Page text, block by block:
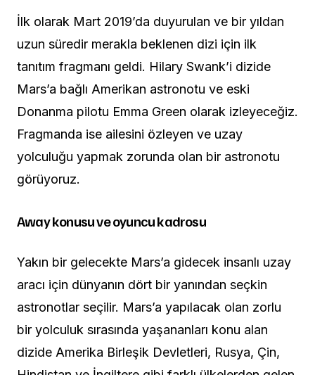
İlk olarak Mart 2019’da duyurulan ve bir yıldan
uzun süredir merakla beklenen dizi için ilk
tanıtım fragmanı geldi. Hilary Swank’i dizide
Mars’a bağlı Amerikan astronotu ve eski
Donanma pilotu Emma Green olarak izleyeceğiz.
Fragmanda ise ailesini özleyen ve uzay
yolculuğu yapmak zorunda olan bir astronotu
görüyoruz.
Away konusu ve oyuncu kadrosu
Yakın bir gelecekte Mars’a gidecek insanlı uzay
aracı için dünyanın dört bir yanından seçkin
astronotlar seçilir. Mars’a yapılacak olan zorlu
bir yolculuk sırasında yaşananları konu alan
dizide Amerika Birleşik Devletleri, Rusya, Çin,